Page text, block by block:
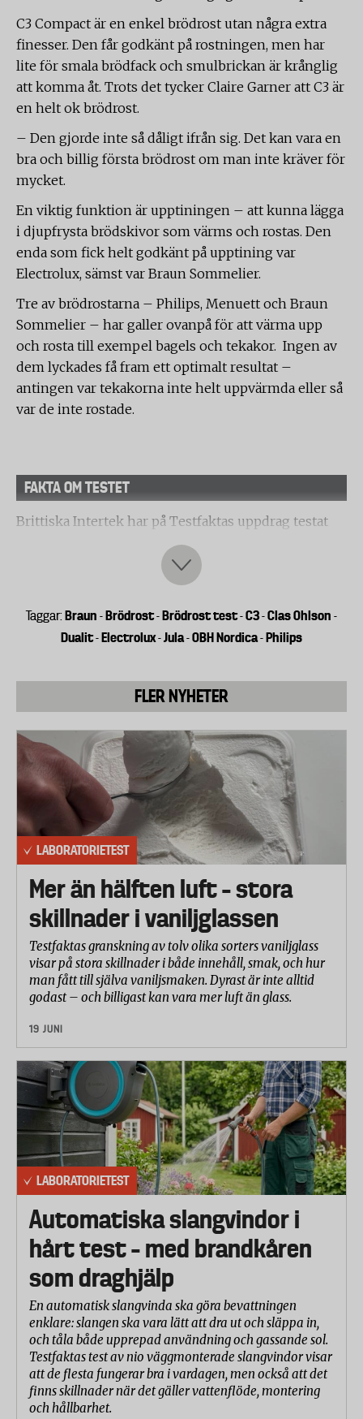
C3 Compact är en enkel brödrost utan några extra
finesser. Den får godkänt på rostningen, men har
lite för smala brödfack och smulbrickan är krånglig
att komma åt. Trots det tycker Claire Garner att C3 är
en helt ok brödrost.
– Den gjorde inte så dåligt ifrån sig. Det kan vara en
bra och billig första brödrost om man inte kräver för
mycket.
En viktig funktion är upptiningen – att kunna lägga
i djupfrysta brödskivor som värms och rostas. Den
enda som fick helt godkänt på upptining var
Electrolux, sämst var Braun Sommelier.
Tre av brödrostarna – Philips, Menuett och Braun
Sommelier – har galler ovanpå för att värma upp
och rosta till exempel bagels och tekakor. Ingen av
dem lyckades få fram ett optimalt resultat –
antingen var tekakorna inte helt uppvärmda eller så
var de inte rostade.
FAKTA OM TESTET
Brittiska Intertek har på Testfaktas uppdrag testat
åtta brödrostar. Syftet med testet har varit att visa
skillnader i effektivitet och funktionalitet. Samtliga
testade brödrostar har fack för två brödskivor, och
färdigskivat av märkena Kingsmill och Love to
Angivna cirkaprisuppgifter baseras på information
från några av de större återförsäljarna. Priserna kan
Följande brödrostar har testats: OBH Nordica Toast
Avanti, Philips HD2686, Dualit New Generation
Toaster, Electrolux EAT8000, Clas Ohlson/Coline,
Jula/Menuett, C3 Compact och Braun Sommelier.
Laboratorietestet har omfattat följande
moment:
Rostning brödskivor: Rumstempererade brödskivor
har rostats. Brödrostarna har ställts in för att det ska
bli ”gyllenbruna” brödskivor som resultat. Den
första omgången rostning har sedan jämförts med
ytterligare två rostningar då brödrostarna har körts
utan att få svalna mellan rostningarna.
Upptining/rostning brödskivor: De brödrostar som
kontrollera om upptining av frysta brödskivor och
rostning av dessa fungerar tillfredställande.
Skivad bagel: Brödrostarna har testats med
rumstempererade bagels, delade på längden. Syftet
har varit att se om brödfacket klarar bagelns storlek
utan att fastna och att rostningen fungerar
tillfredställande.
Brödvärmare: De tre brödrostar som har galler för
brödvärme har testats med skivade tekakor.
Rostning och uppvärmning av tekakorna har
Uppvärmning: De brödrostar som har funktionen
”reheat” har testats för att kontrollera om redan
rostat bröd som svalnat kan värmas upp igen på ett
tillfredställande sätt.
Funktionalitet/hanterbarhet: Varje brödrost har
Taggar: Braun -Brödrost-Brödrost test-C3-Clas Ohlson -
Dualit-Electrolux-Jula-OBH Nordica-Philips
FLER NYHETER
LABORATORIETEST
Mer än hälften luft – stora
skillnader i vaniljglassen
Testfaktas granskning av tolv olika sorters vaniljglass
visar på stora skillnader i både innehåll, smak, och hur
man fått till själva vaniljsmaken. Dyrast är inte alltid
godast – och billigast kan vara mer luft än glass.
19 JUNI
LABORATORIETEST
Automatiska slangvindor i
hårt test – med brandkåren
som draghjälp
En automatisk slangvinda ska göra bevattningen
enklare: slangen ska vara lätt att dra ut och släppa in,
och tåla både upprepad användning och gassande sol.
Testfaktas test av nio väggmonterade slangvindor visar
att de flesta fungerar bra i vardagen, men också att det
finns skillnader när det gäller vattenflöde, montering
och hållbarhet.